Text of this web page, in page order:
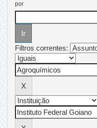
por
Filtros correntes: